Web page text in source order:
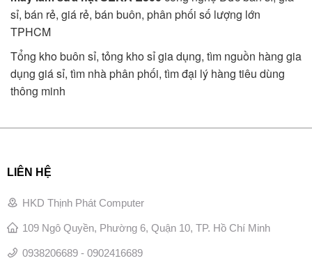
sỉ, bán rẻ, giá rẻ, bán buôn, phân phối số lượng lớn
TPHCM
Tổng kho buôn sỉ, tỏng kho sỉ gia dụng, tìm nguồn hàng gia
dụng giá sỉ, tìm nhà phân phối, tìm đại lý hàng tiêu dùng
thông minh
LIÊN HỆ
HKD Thịnh Phát Computer
109 Ngô Quyền, Phường 6, Quận 10, TP. Hồ Chí Minh
0938206689 - 0902416689